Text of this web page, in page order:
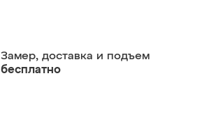
Замер, доставка и подъем
бесплатно